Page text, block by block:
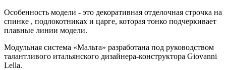
Особенность модели - это декоративная отделочная строчка на
спинке , подлокотниках и царге, которая тонко подчеркивает
плавные линии модели.
Модульная система «Мальта» разработана под руководством
талантливого итальянского дизайнера-конструктора Giovanni
Lella.